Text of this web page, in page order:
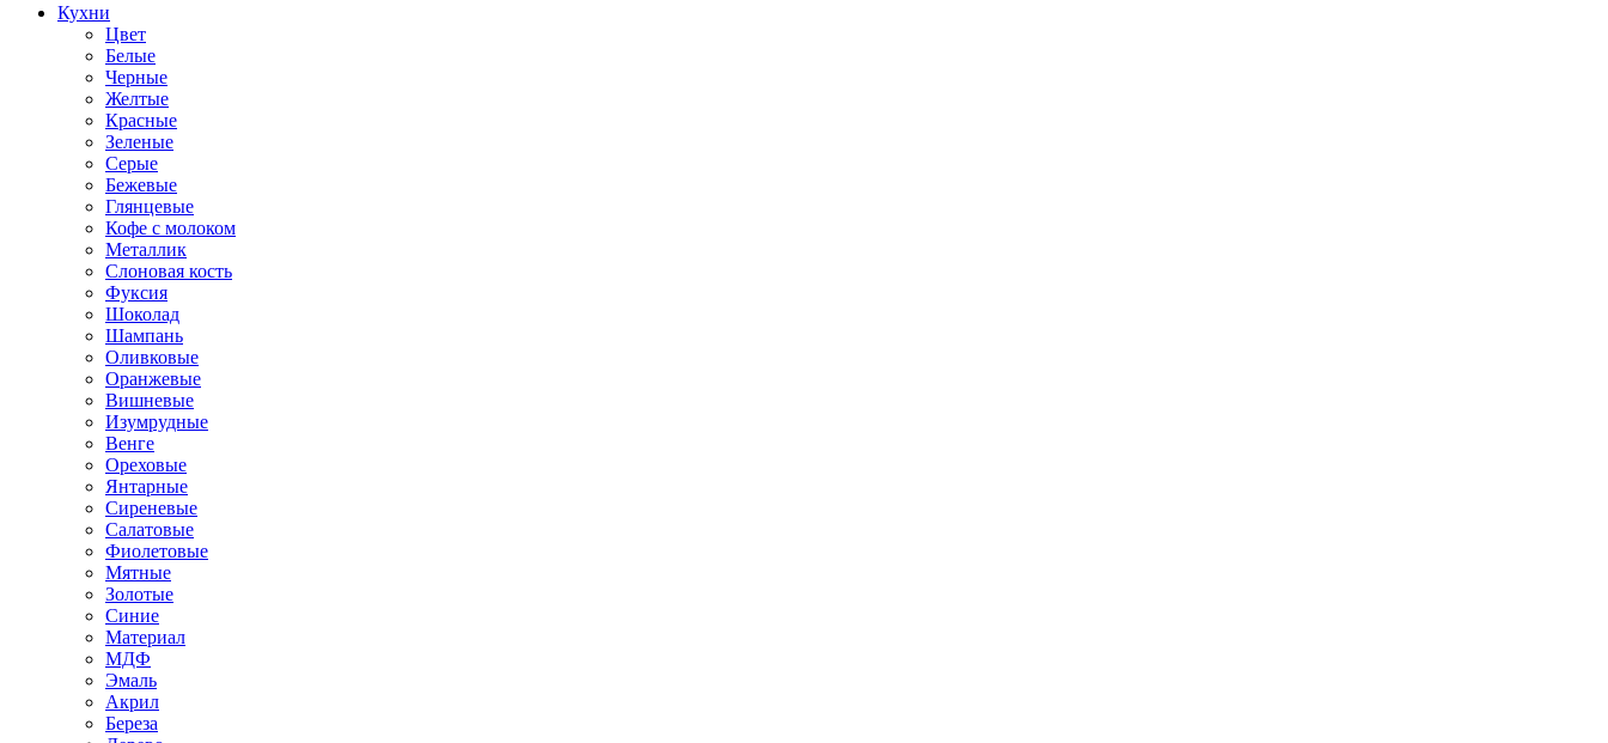
Кухни
Цвет
Белые
Черные
Желтые
Красные
Зеленые
Серые
Бежевые
Глянцевые
Кофе с молоком
Металлик
Слоновая кость
Фуксия
Шоколад
Шампань
Оливковые
Оранжевые
Вишневые
Изумрудные
Венге
Ореховые
Янтарные
Сиреневые
Салатовые
Фиолетовые
Мятные
Золотые
Синие
Материал
МДФ
Эмаль
Акрил
Береза